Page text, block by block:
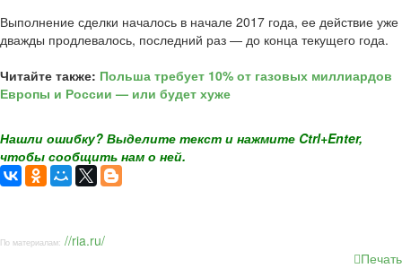
Выполнение сделки началось в начале 2017 года, ее действие уже
дважды продлевалось, последний раз — до конца текущего года.
Читайте также: Польша требует 10% от газовых миллиардов
Европы и России — или будет хуже
Нашли ошибку? Выделите текст и нажмите Ctrl+Enter,
чтобы сообщить нам о ней.
По материалам: //ria.ru/
Печать